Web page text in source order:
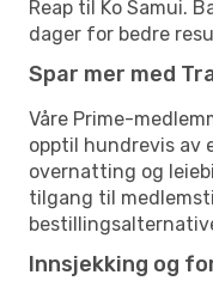
Reap til Ko Samui.
dager for bedre
Spar mer med
Våre Prime-
opptil hundrevis av
overnatting og
tilgang til
Innsjekking og